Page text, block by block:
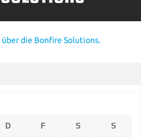
die Bonfire Solutions.
D F S
S